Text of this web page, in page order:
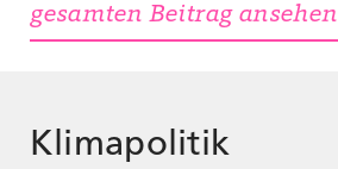
gesamten Beitrag ansehen
Klimapolitik